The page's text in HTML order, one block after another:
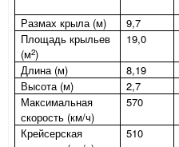
Размах крыла (м)
9,7
Площадь крыльев
(м2)
19,0
Длина (м) 8,19
Высота (м)
2,7
Максимальная
скорость (км/ч)
570
Крейсерская
510